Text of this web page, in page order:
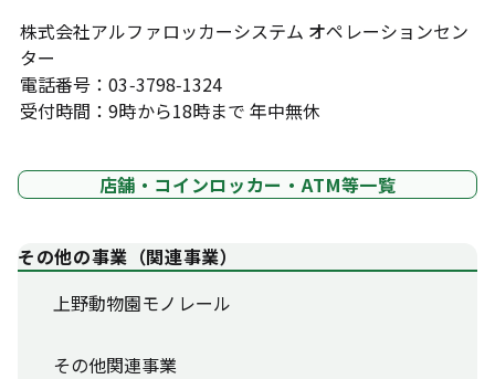
株式会社アルファロッカーシステム オペレーションセン
ター
電話番号：03-3798-1324
受付時間：9時から18時まで 年中無休
店舗・コインロッカー・ATM等一覧
その他の事業（関連事業）
上野動物園モノレール
その他関連事業